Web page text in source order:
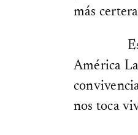
más
América
nos toca